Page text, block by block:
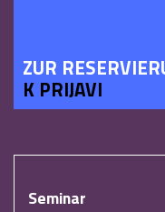
ZUR
K PRIJAVI
Seminar